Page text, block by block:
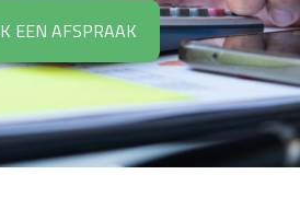
EEN AFSPRAAK